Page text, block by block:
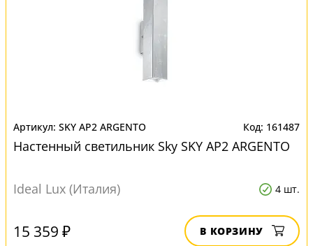
SKY AP2 ARGENTO 161487
Настенный светильник Sky SKY AP2 ARGENTO
Ideal Lux (Италия) 4 шт.
15 359 ₽ В КОРЗИНУ